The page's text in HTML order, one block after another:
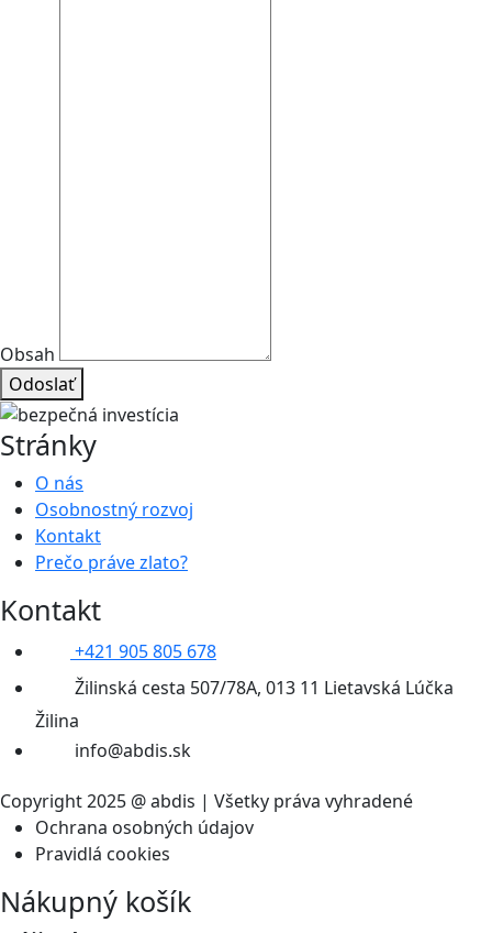
Obsah
Odoslať
Stránky
O nás
Osobnostný rozvoj
Kontakt
Prečo práve zlato?
Kontakt
+421 905 805 678
Žilinská cesta 507/78A, 013 11 Lietavská Lúčka
Žilina
info@abdis.sk
Copyright 2025 @ abdis | Všetky práva vyhradené
Ochrana osobných údajov
Pravidlá cookies
Nákupný košík